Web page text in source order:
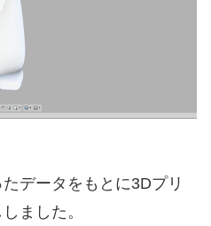
データをもとに3Dプリ
ました。